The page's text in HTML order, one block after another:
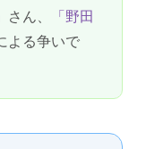
さん、
「野田
よる争いで